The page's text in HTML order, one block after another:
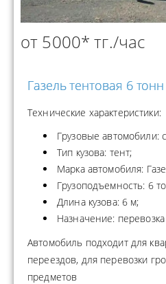
от 5000* тг./час
Газель тентовая 6 тонн
Технические характеристики:
Грузовые автомобили:
Тип кузова: тент;
Марка автомобиля:
Грузоподъемность: 6
Длина кузова: 6 м;
Назначение:
Автомобиль подходит для
переездов, для перевозки
предметов